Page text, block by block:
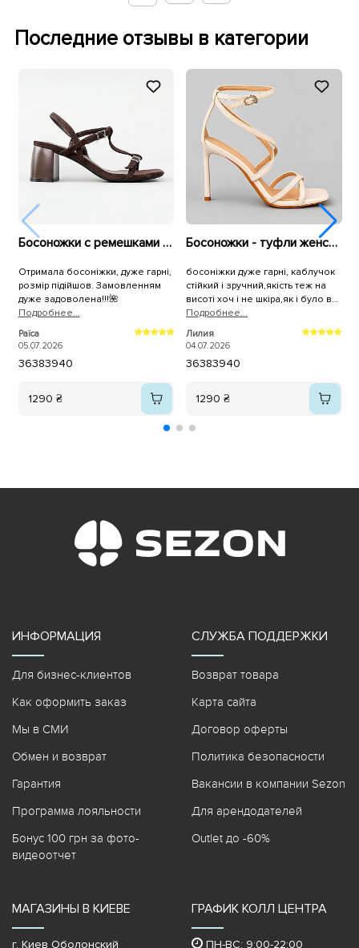
Последние отзывы в категории
Босоножки с ремешками на стойком каблуке 595986
Отримала босоніжки, дуже гарні,
розмір підійшов. Замовленням
дуже задоволена!!!🌺
Подробнее...
Раїса
05.07.2026
36383940
1290 ₴
Босоножки - туфли женские 595924 Бежевые
босоніжки дуже гарні, каблучок
стійкий і зручний,якість теж на
висоті хоч і не шкіра,як і було в
описі сказано.Все прийшло дуже
швидко.Дуже вам
вдячна.Рекомендую, не
Подробнее...
Лилия
04.07.2026
36383940
1290 ₴
ИНФОРМАЦИЯ
Для бизнес-клиентов
Как оформить заказ
Мы в СМИ
Обмен и возврат
Гарантия
Программа лояльности
Бонус 100 грн за фото-
видеоотчет
СЛУЖБА ПОДДЕРЖКИ
Возврат товара
Карта сайта
Договор оферты
Политика безопасности
Вакансии в компании Sezon
Для арендодателей
Outlet до -60%
МАГАЗИНЫ В КИЕВЕ
г. Киев Оболонский
ГРАФИК КОЛЛ ЦЕНТРА
ПН-ВС: 9:00-22:00